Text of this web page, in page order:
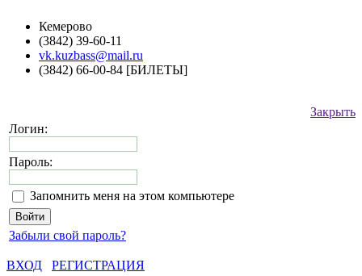
Кемерово
(3842) 39-60-11
vk.kuzbass@mail.ru
(3842) 66-00-84 [БИЛЕТЫ]
Закрыть
Логин:
Пароль:
Запомнить меня на этом компьютере
Забыли свой пароль?
ВХОД
РЕГИСТРАЦИЯ